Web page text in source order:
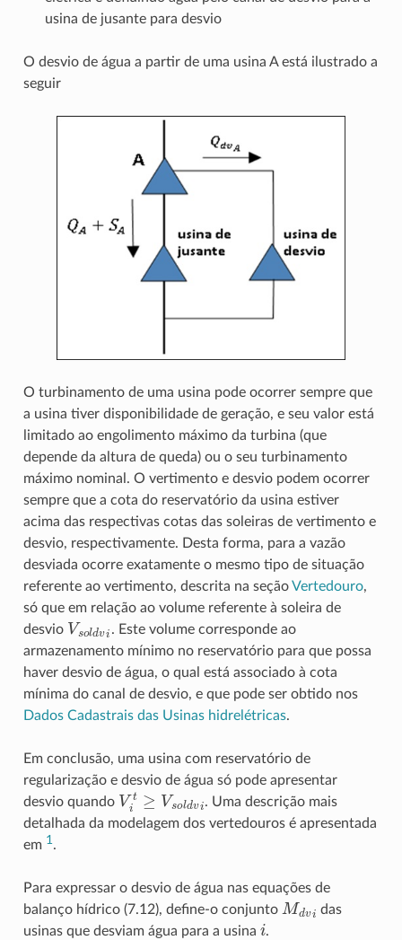
usina de jusante para desvio
O desvio de água a partir de uma usina A está ilustrado a
seguir
O turbinamento de uma usina pode ocorrer sempre que
a usina tiver disponibilidade de geração, e seu valor está
limitado ao engolimento máximo da turbina (que
depende da altura de queda) ou o seu turbinamento
máximo nominal. O vertimento e desvio podem ocorrer
sempre que a cota do reservatório da usina estiver
acima das respectivas cotas das soleiras de vertimento e
desvio, respectivamente. Desta forma, para a vazão
desviada ocorre exatamente o mesmo tipo de situação
referente ao vertimento, descrita na seçãoVertedouro,
só que em relação ao volume referente à soleira de
desvio Vs i
. Este volume corresponde ao
armazenamento mínimo no reservatório para que possa
haver desvio de água, o qual está associado à cota
mínima do canal de desvio, e que pode ser obtido nos
Dados Cadastrais das Usinas hidrelétricas.
Em conclusão, uma usina com reservatório de
regularização e desvio de água só pode apresentar
desvio quando Vit ≥ so
. Uma descrição mais
detalhada da modelagem dos vertedouros é apresentada
em 1.
Para expressar o desvio de água nas equações de
balanço hídrico (7.12), define-o conjunto Md
das
usinas que desviam água para a usina i.